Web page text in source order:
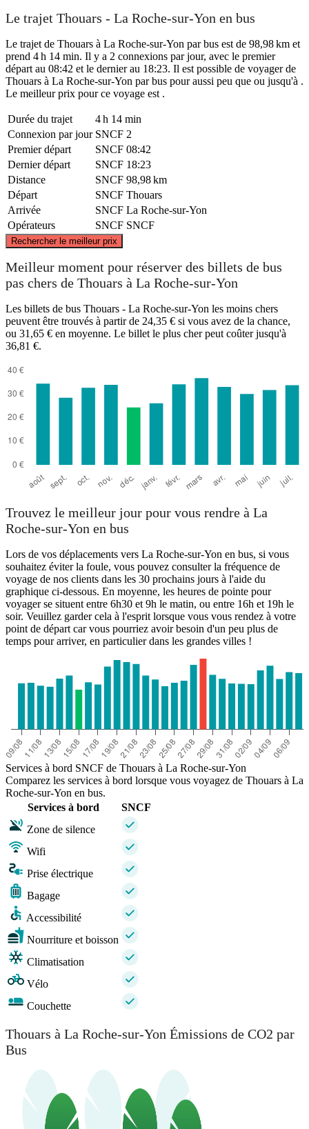
Le trajet Thouars - La Roche-sur-Yon en bus
Le trajet de Thouars à La Roche-sur-Yon par bus est de 98,98 km et
prend 4 h 14 min. Il y a 2 connexions par jour, avec le premier
départ au 08:42 et le dernier au 18:23. Il est possible de voyager de
Thouars à La Roche-sur-Yon par bus pour aussi peu que ou jusqu'à .
Le meilleur prix pour ce voyage est .
Durée du trajet
4 h 14 min
Connexion par jour SNCF 2
Premier départ
SNCF 08:42
Dernier départ
SNCF 18:23
Distance
SNCF 98,98 km
Départ
SNCF Thouars
Arrivée
SNCF La Roche-sur-Yon
Opérateurs
SNCF SNCF
Rechercher le meilleur prix
La Roche-sur-Yon
Meilleur moment pour réserver des billets de bus
pas chers de Thouars à La Roche-sur-Yon
Les billets de bus Thouars - La Roche-sur-Yon les moins chers
peuvent être trouvés à partir de 24,35 € si vous avez de la chance,
ou 31,65 € en moyenne. Le billet le plus cher peut coûter jusqu'à
36,81 €.
Trouvez le meilleur jour pour vous rendre à La
Roche-sur-Yon en bus
Lors de vos déplacements vers La Roche-sur-Yon en bus, si vous
souhaitez éviter la foule, vous pouvez consulter la fréquence de
voyage de nos clients dans les 30 prochains jours à l'aide du
graphique ci-dessous. En moyenne, les heures de pointe pour
voyager se situent entre 6h30 et 9h le matin, ou entre 16h et 19h le
soir. Veuillez garder cela à l'esprit lorsque vous vous rendez à votre
point de départ car vous pourriez avoir besoin d'un peu plus de
temps pour arriver, en particulier dans les grandes villes !
Services à bord SNCF de Thouars à La Roche-sur-Yon
Comparez les services à bord lorsque vous voyagez de Thouars à La
Roche-sur-Yon en bus.
Services à bord
SNCF
Zone de silence
Wifi
Prise électrique
Bagage
Accessibilité
Nourriture et boisson
Climatisation
Vélo
Couchette
Thouars à La Roche-sur-Yon Émissions de CO2 par
Bus